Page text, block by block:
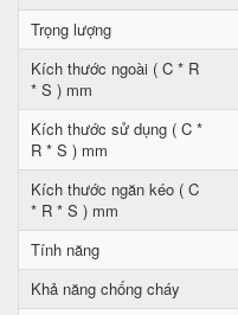
Trọng lượng
Kích thước ngoài ( C * R
* S ) mm
Kích thước sử dụng ( C *
R * S ) mm
Kích thước ngăn kéo ( C
* R * S ) mm
Tính năng
Khả năng chống cháy